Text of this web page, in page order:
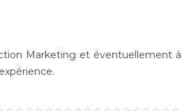
Marketing et éventuellement à